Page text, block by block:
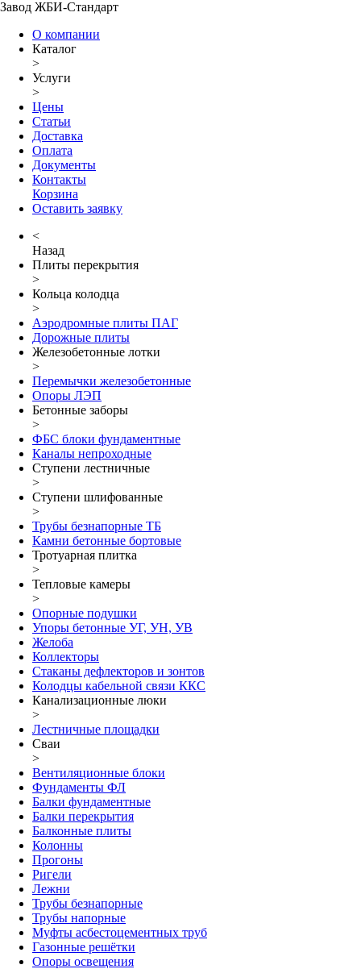
Завод ЖБИ-Стандарт
О компании
Каталог
>
Услуги
>
Цены
Статьи
Доставка
Оплата
Документы
Контакты
Корзина
Оставить заявку
<
Назад
Плиты перекрытия
>
Кольца колодца
>
Аэродромные плиты ПАГ
Дорожные плиты
Железобетонные лотки
>
Перемычки железобетонные
Опоры ЛЭП
Бетонные заборы
>
ФБС блоки фундаментные
Каналы непроходные
Ступени лестничные
>
Ступени шлифованные
>
Трубы безнапорные ТБ
Камни бетонные бортовые
Тротуарная плитка
>
Тепловые камеры
>
Опорные подушки
Упоры бетонные УГ, УН, УВ
Желоба
Коллекторы
Стаканы дефлекторов и зонтов
Колодцы кабельной связи ККС
Канализационные люки
>
Лестничные площадки
Сваи
>
Вентиляционные блоки
Фундаменты ФЛ
Балки фундаментные
Балки перекрытия
Балконные плиты
Колонны
Прогоны
Ригели
Лежни
Трубы безнапорные
Трубы напорные
Муфты асбестоцементных труб
Газонные решётки
Опоры освещения